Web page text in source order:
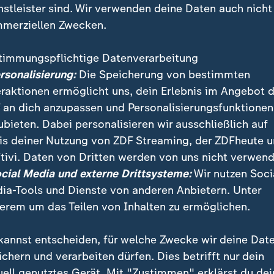
Gaspreise, Aktien unter Druck, Sorgen um die
auf den Krieg im Nahen Osten? Dazu
Valerie Haller.
sind. Wir verwenden deine Daten auch nicht
Zwecken.
Datenverarbeitung
Die Speicherung von bestimmten
ermöglicht uns, dein Erlebnis im Angebot
an dich anzupassen und Personalisierungsfunktionen
Dabei personalisieren wir ausschließlich auf
deiner Nutzung von ZDF Streaming, der ZDFheute
Daten von Dritten werden von uns nicht
Media und externe Drittsysteme:Wir nutzen
Tools und Dienste von anderen Anbietern. Unter
um das Teilen von Inhalten zu ermöglichen.
entscheiden, für welche Zwecke wir deine
und verarbeiten dürfen. Dies betrifft nur dein